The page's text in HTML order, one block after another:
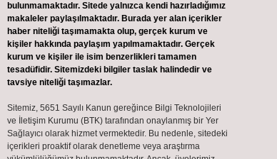
bulunmamaktadır. Sitede yalnızca kendi hazırladığımız
makaleler paylaşılmaktadır. Burada yer alan içerikler
haber niteliği taşımamakta olup, gerçek kurum ve
kişiler hakkında paylaşım yapılmamaktadır. Gerçek
kurum ve kişiler ile isim benzerlikleri tamamen
tesadüfidir. Sitemizdeki bilgiler taslak halindedir ve
tavsiye niteliği taşımazlar.
Sitemiz, 5651 Sayılı Kanun gereğince Bilgi Teknolojileri
ve İletişim Kurumu (BTK) tarafından onaylanmış bir Yer
Sağlayıcı olarak hizmet vermektedir. Bu nedenle, sitedeki
içerikleri proaktif olarak denetleme veya araştırma